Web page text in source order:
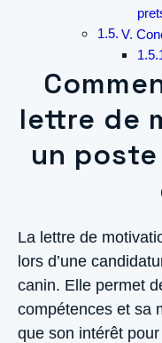
V.
lettre de
un
La lettre de
lors d’une
canin. Elle permet
compétences et sa
que son intérêt